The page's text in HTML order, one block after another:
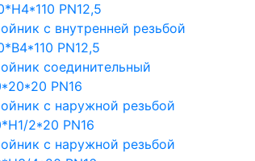
PN12,5
с внутренней резьбой
PN12,5
соединительный
PN16
с наружной резьбой
2*20 PN16
с наружной резьбой